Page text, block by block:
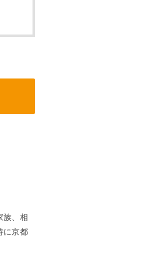
族、相
に京都